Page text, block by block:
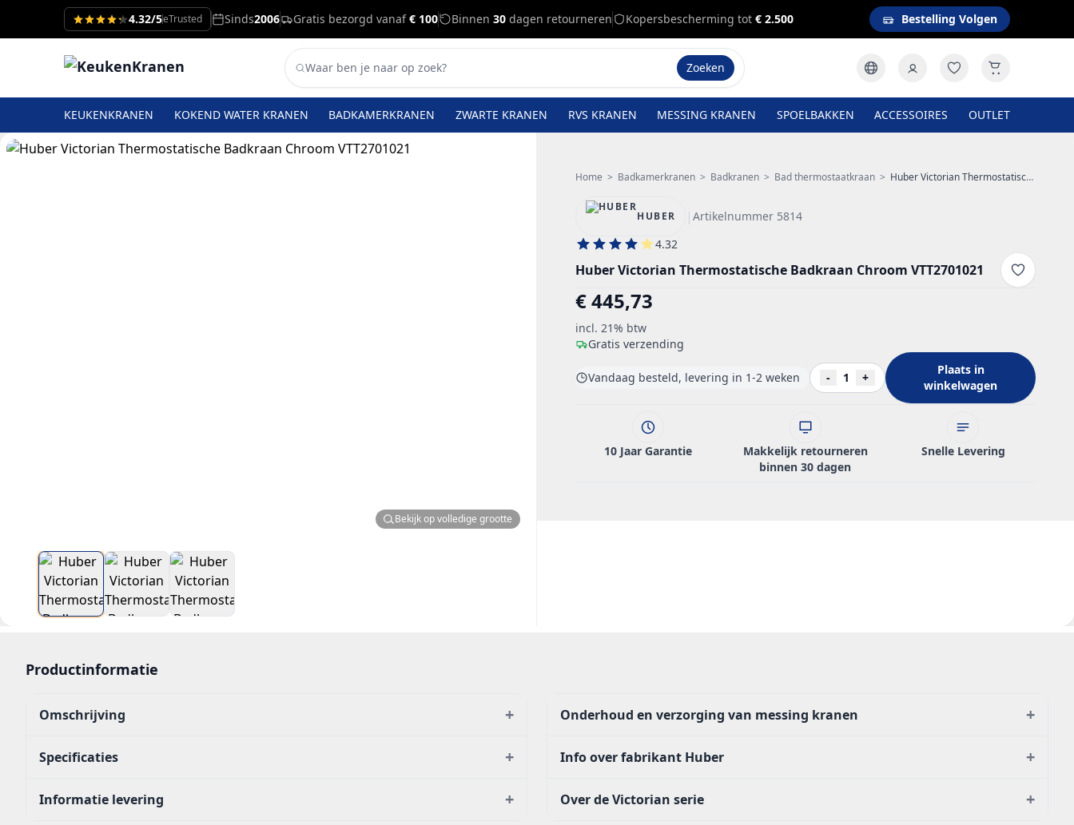
4.32/5eTrusted Sinds2006 Gratis bezorgd vanaf€ 100 Binnen 30 dagen retourneren Kopersbescherming tot € 2.500 Bestelling Volgen
Zoeken
KEUKENKRANEN KOKEND WATER KRANEN BADKAMERKRANEN ZWARTE KRANEN RVS KRANEN MESSING KRANEN SPOELBAKKEN ACCESSOIRES OUTLET
Bekijk op volledige grootte
Home > Badkamerkranen > Badkranen > Bad thermostaatkraan > Huber Victorian Thermostatische Badkraan Chroom VTT2701021
HUBER |Artikelnummer 5814
4.32
Huber Victorian Thermostatische Badkraan Chroom VTT2701021
€ 445,73
incl. 21% btw
Gratis verzending
Vandaag besteld, levering in 1-2 weken - 1 +
Plaats in
winkelwagen
10 Jaar Garantie
Makkelijk retourneren
binnen 30 dagen
Snelle Levering
Productinformatie
Omschrijving +
Specificaties +
Informatie levering +
Onderhoud en verzorging van messing kranen +
Info over fabrikant Huber +
Over de Victorian serie +